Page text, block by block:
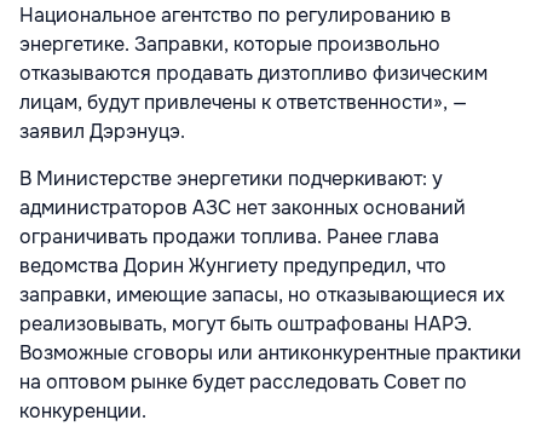
Национальное агентство по регулированию в
энергетике. Заправки, которые произвольно
отказываются продавать дизтопливо физическим
лицам, будут привлечены к ответственности», —
заявил Дэрэнуцэ.
В Министерстве энергетики подчеркивают: у
администраторов АЗС нет законных оснований
ограничивать продажи топлива. Ранее глава
ведомства Дорин Жунгиету предупредил, что
заправки, имеющие запасы, но отказывающиеся их
реализовывать, могут быть оштрафованы НАРЭ.
Возможные сговоры или антиконкурентные практики
на оптовом рынке будет расследовать Совет по
конкуренции.